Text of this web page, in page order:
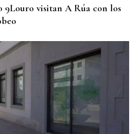
9Louro visitan A Rúa con los